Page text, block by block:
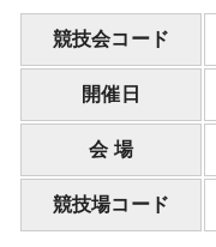
競技会コード
開催日
会 場
競技場コード